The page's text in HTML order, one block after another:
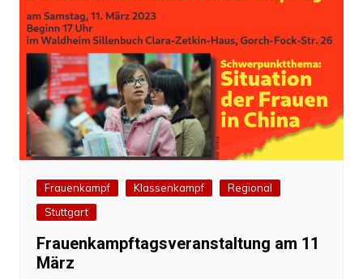
Frauenkampf Klassenkampf
Regional
Stuttgart
Frauenkampftagsveranstaltung am 11
März